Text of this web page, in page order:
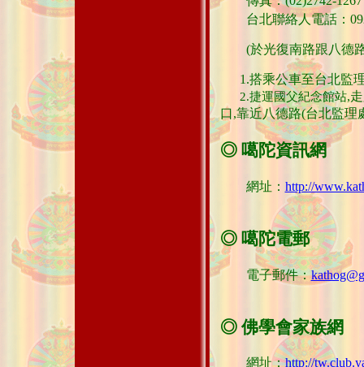
台北聯絡人電話：
(於光復南路跟八德路
1.搭乘公車至台北監
2.捷運國父紀念館站,
口,靠近八德路(台北監理
◎ 噶陀資訊網
網址： http://
◎ 噶陀電郵
電子郵件：
◎ 佛學會家族網
網址：http://